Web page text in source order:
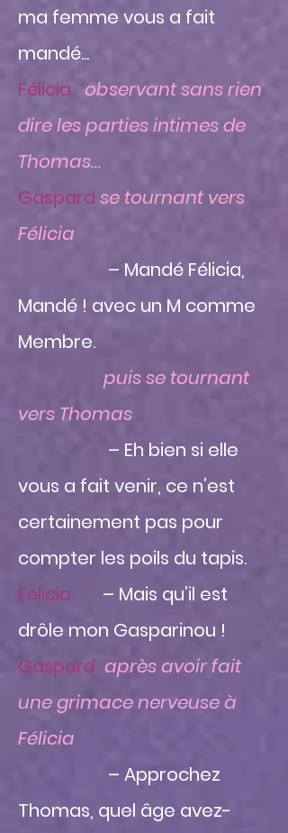
ma femme vous a fait
mandé...
Félicia observant sans rien
dire les parties intimes de
Thomas…
Gaspard se tournant vers
Félicia
– Mandé Félicia,
Mandé ! avec un M comme
Membre.
puis se tournant
vers Thomas
– Eh bien si elle
vous a fait venir, ce n’est
certainement pas pour
compter les poils du tapis.
Félicia – Mais qu’il est
drôle mon Gasparinou !
Gaspard après avoir fait
une grimace nerveuse à
Félicia
– Approchez
Thomas, quel âge avez-